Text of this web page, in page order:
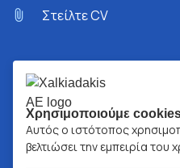
Στείλτε CV
Χρησιμοποιούμε
Αυτός ο ιστότοπος
βελτιώσει την εμπειρία του